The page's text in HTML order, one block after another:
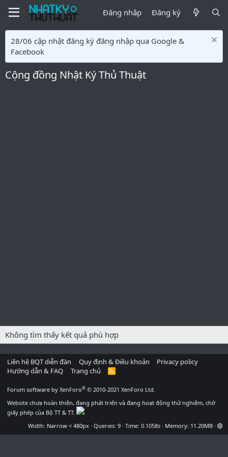
Đăng nhập Đăng ký
28/06 cập nhật đăng ký đăng nhập qua Google &
Facebook
Cộng đồng Nhật Ký Thủ Thuật
Không tìm thấy kết quả phù hợp
Liên hệ BQT diễn đàn Quy định & Điều khoản
Privacy policy
Hướng dẫn & FAQ
Trang chủ
R
Forum software by XenForo® © 2010-2021 XenForo Ltd.
Website chưa hoàn thiện, đang phát triển và đang hoạt động thử nghiệm, chờ
giấy phép của Bộ TT & TT.
Width
Queries 9 Time 0.1058s Memory 11.20MB